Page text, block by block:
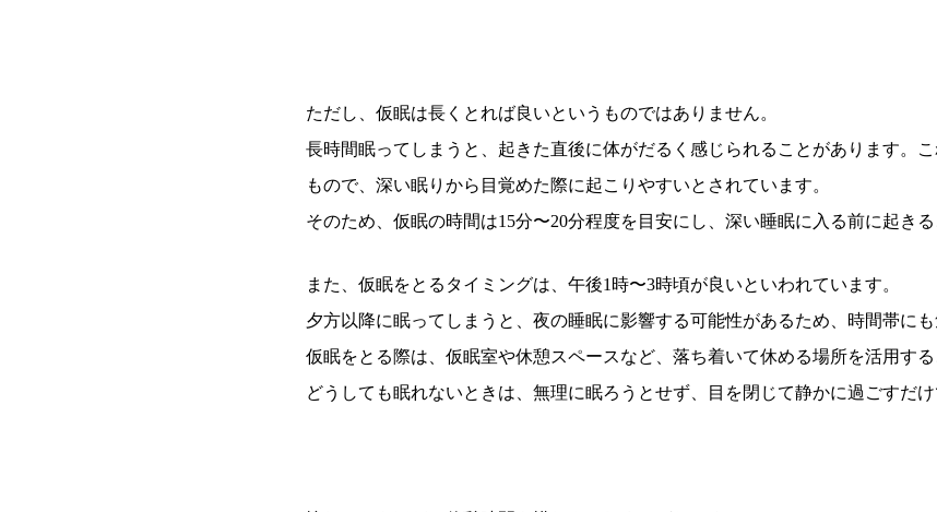
ただし、仮眠は長くとれば良いというものではありません。
長時間眠ってしまうと、起きた直後に体がだるく感じられることがあります。
もので、深い眠りから目覚めた際に起こりやすいとされています。
そのため、仮眠の時間は15分〜20分程度を目安にし、深い睡眠に入る前に起きる
また、仮眠をとるタイミングは、午後1時〜3時頃が良いといわれています。
夕方以降に眠ってしまうと、夜の睡眠に影響する可能性があるため、時間帯にも
仮眠をとる際は、仮眠室や休憩スペースなど、落ち着いて休める場所を活用する
どうしても眠れないときは、無理に眠ろうとせず、目を閉じて静かに過ごすだけ